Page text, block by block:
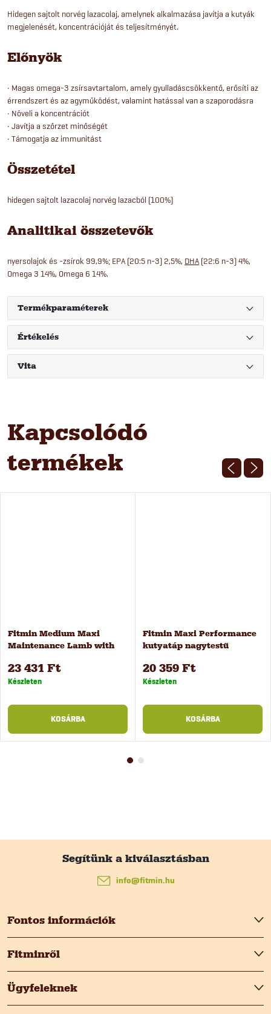
Hidegen sajtolt norvég lazacolaj, amelynek alkalmazása javítja a kutyák
megjelenését, koncentrációját és teljesítményét.
Előnyök
• Magas omega-3 zsírsavtartalom, amely gyulladáscsökkentő, erősíti az
érrendszert és az agyműködést, valamint hatással van a szaporodásra
• Növeli a koncentrációt
• Javítja a szőrzet minőségét
• Támogatja az immunitást
Összetétel
hidegen sajtolt lazacolaj norvég lazacból (100%)
Analitikai összetevők
nyersolajok és -zsírok 99,9%; EPA (20:5 n-3) 2,5%, DHA (22:6 n-3) 4%,
Omega 3 14%, Omega 6 14%.
Termékparaméterek
Értékelés
Vita
Kapcsolódó
termékek
Fitmin Medium Maxi
Maintenance Lamb with
23 431 Ft
Készleten
KOSÁRBA
Fitmin Maxi Performance
kutyatáp nagytestű
20 359 Ft
Készleten
KOSÁRBA
b
é
c
Fontos információk
Fitminről
Ügyfeleknek
info@fitmin.hu